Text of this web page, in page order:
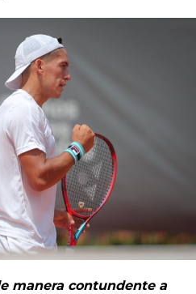
manera contundente a